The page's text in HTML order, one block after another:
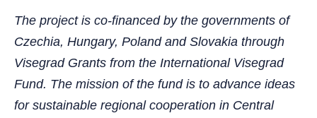
The project is co-financed by the governments of
Czechia, Hungary, Poland and Slovakia through
Visegrad Grants from the International Visegrad
Fund. The mission of the fund is to advance ideas
for sustainable regional cooperation in Central